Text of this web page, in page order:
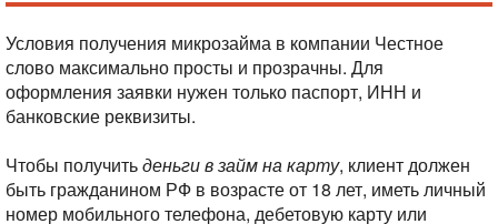
Условия получения микрозайма в компании Честное
слово максимально просты и прозрачны. Для
оформления заявки нужен только паспорт, ИНН и
банковские реквизиты.
Чтобы получитьденьгивзаймнакарту, клиент должен
быть гражданином РФ в возрасте от 18 лет, иметь личный
номер мобильного телефона, дебетовую карту или